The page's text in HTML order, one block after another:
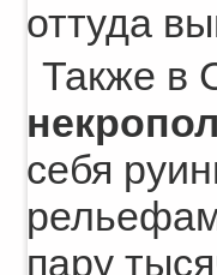
оттуда
Также в
себя
пару